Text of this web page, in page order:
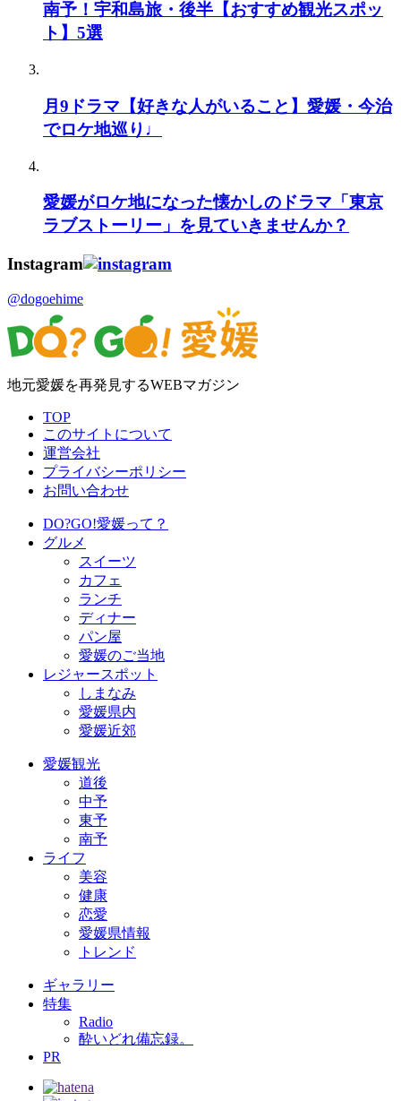
南予！宇和島旅・後半【おすすめ観光スポッ
ト】5選
月9ドラマ【好きな人がいること】愛媛・今治
でロケ地巡り♩
愛媛がロケ地になった懐かしのドラマ「東京
ラブストーリー」を見ていきませんか？
Instagram
@dogoehime
地元愛媛を再発見するWEBマガジン
TOP
このサイトについて
運営会社
プライバシーポリシー
お問い合わせ
DO?GO!愛媛って？
グルメ
スイーツ
カフェ
ランチ
ディナー
パン屋
愛媛のご当地
レジャースポット
しまなみ
愛媛県内
愛媛近郊
愛媛観光
道後
中予
東予
南予
ライフ
美容
健康
恋愛
愛媛県情報
トレンド
ギャラリー
特集
Radio
酔いどれ備忘録。
PR